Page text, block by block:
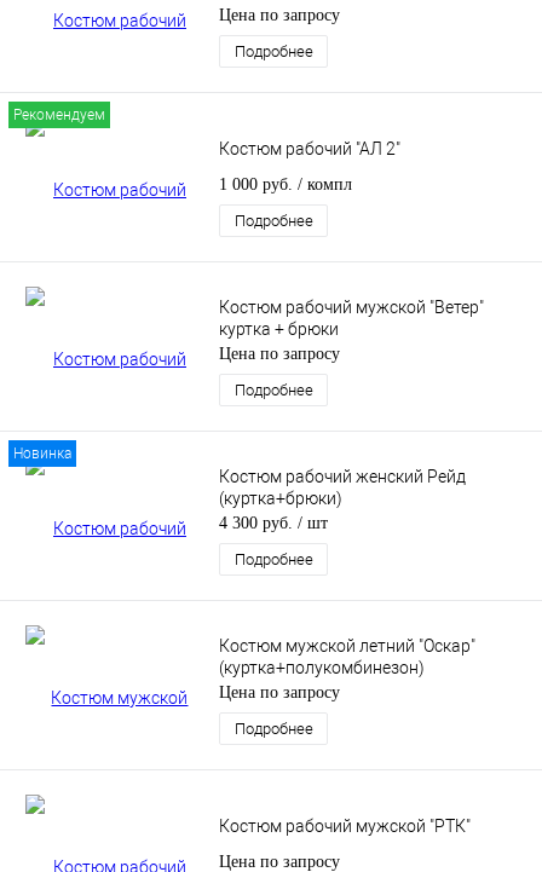
Цена по запросу
Подробнее
Рекомендуем
Костюм рабочий "АЛ 2"
1 000 руб. / компл
Подробнее
Костюм рабочий мужской "Ветер"
куртка + брюки
Цена по запросу
Подробнее
Новинка
Костюм рабочий женский Рейд
(куртка+брюки)
4 300 руб. / шт
Подробнее
Костюм мужской летний "Оскар"
(куртка+полукомбинезон)
Цена по запросу
Подробнее
Костюм рабочий мужской "РТК"
Цена по запросу